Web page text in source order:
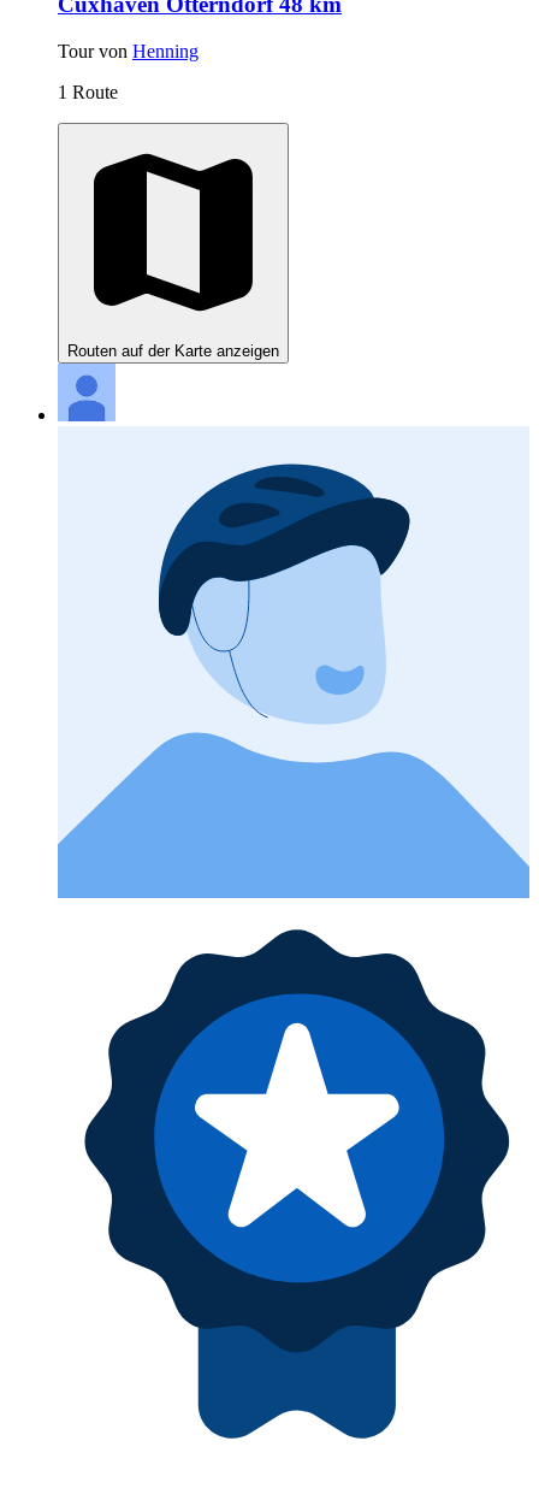
Tour von Henning
1 Route
Routen auf der Karte anzeigen